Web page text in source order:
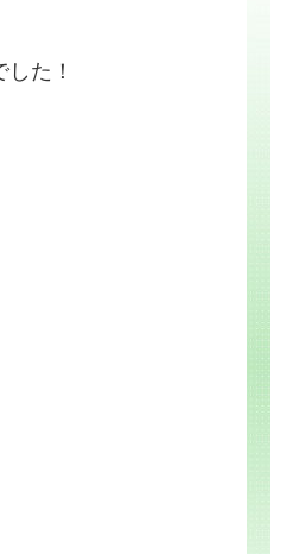
た！